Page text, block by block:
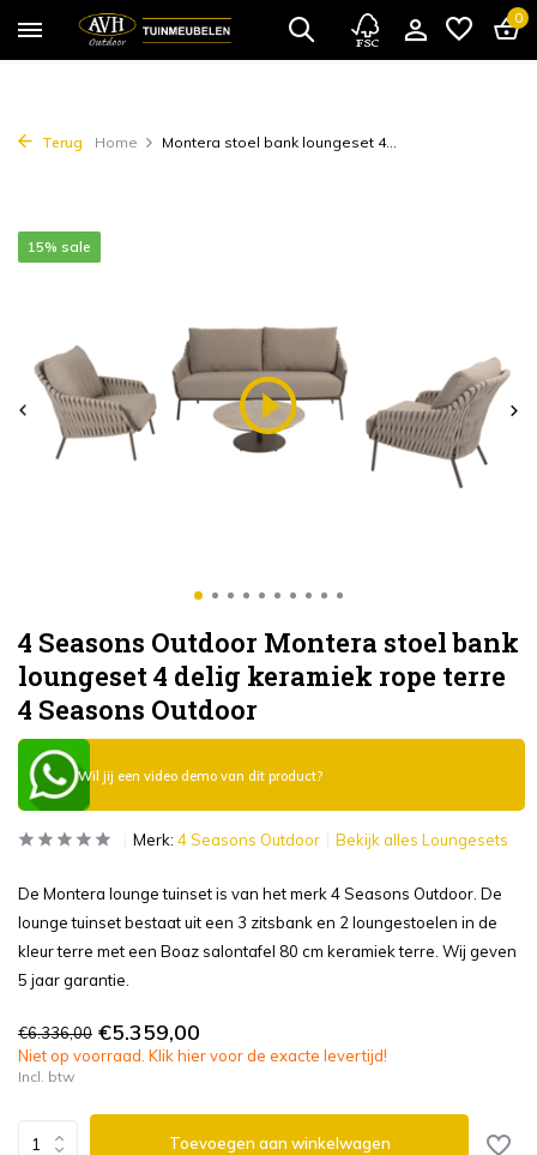
0
Terug Home Montera stoel bank loungeset 4...
4 Seasons Outdoor Montera stoel bank
loungeset 4 delig keramiek rope terre
4 Seasons Outdoor
15% sale
Wil jij een video demo van dit product?
Merk: 4 Seasons Outdoor Bekijk alles Loungesets
De Montera lounge tuinset is van het merk 4 Seasons Outdoor. De
lounge tuinset bestaat uit een 3 zitsbank en 2 loungestoelen in de
kleur terre met een Boaz salontafel 80 cm keramiek terre. Wij geven
5 jaar garantie.
€6.336,00 €5.359,00
Niet op voorraad. Klik hier voor de exacte levertijd!
Incl. btw
Toevoegen aan winkelwagen